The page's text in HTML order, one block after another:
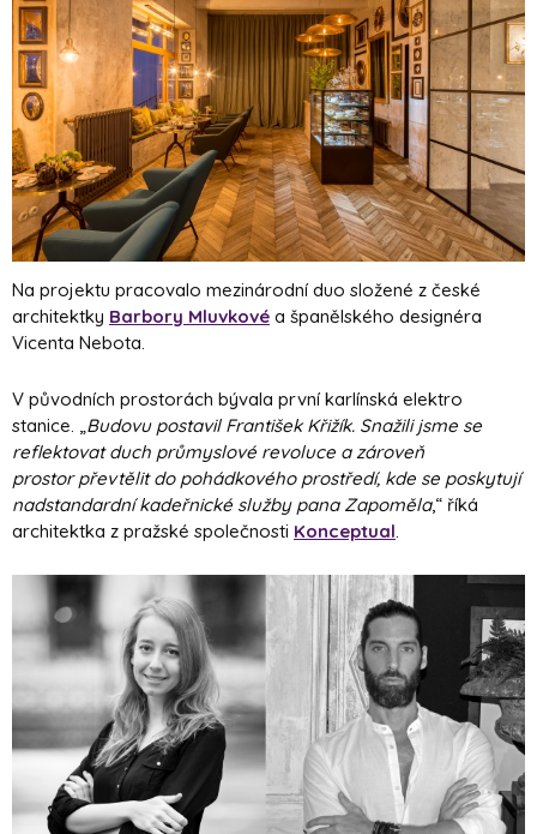
Na projektu pracovalo mezinárodní duo složené z české
architektky Barbory Mluvkové a španělského designéra
Vicenta Nebota.
V původních prostorách bývala první karlínská elektro
stanice. „Budovu postavil František Křižík. Snažili jsme se
reflektovat duch průmyslové revoluce a zároveň
prostor převtělit do pohádkového prostředí, kde se poskytují
nadstandardní kadeřnické služby pana Zapoměla,“ říká
architektka z pražské společnosti Konceptual.